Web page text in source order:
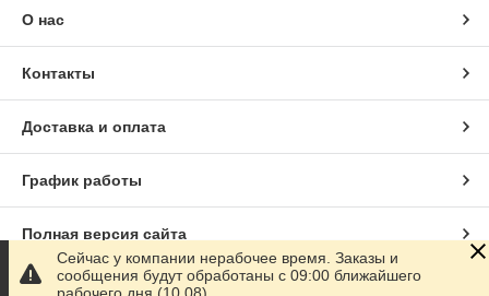
О нас
Контакты
Доставка и оплата
График работы
Полная версия сайта
Сайт создан на маркетплейсе
Сейчас у компании нерабочее время. Заказы и
сообщения будут обработаны с 09:00 ближайшего